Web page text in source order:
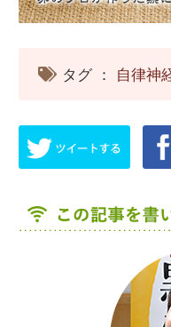
タグ ： 自律神